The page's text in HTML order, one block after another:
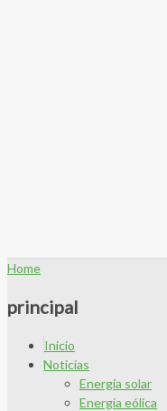
Home
principal
Inicio
Noticias
Energía solar
Energía eólica